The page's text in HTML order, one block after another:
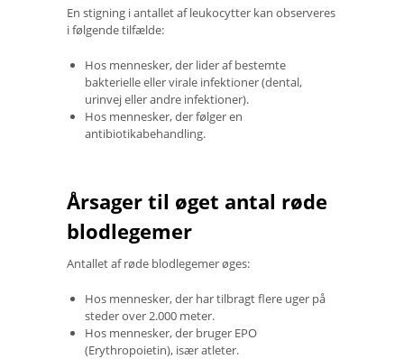
En stigning i antallet af leukocytter kan observeres
i følgende tilfælde:
Hos mennesker, der lider af bestemte
bakterielle eller virale infektioner (dental,
urinvej eller andre infektioner).
Hos mennesker, der følger en
antibiotikabehandling.
Årsager til øget antal røde
blodlegemer
Antallet af røde blodlegemer øges:
Hos mennesker, der har tilbragt flere uger på
steder over 2.000 meter.
Hos mennesker, der bruger EPO
(Erythropoietin), især atleter.